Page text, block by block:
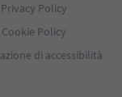
Privacy Policy
Cookie Policy
di accessibilità